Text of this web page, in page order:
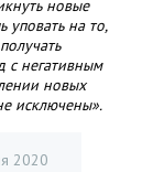
новые
уповать на то,
с негативным
новых
исключены».
2020